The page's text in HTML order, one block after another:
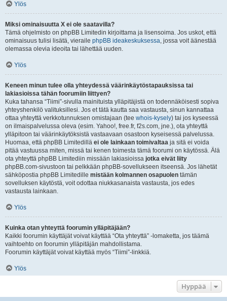
Ylös
Miksi ominaisuutta X ei ole saatavilla?
Tämä ohjelmisto on phpBB Limitedin kirjoittama ja lisensoima. Jos uskot, että
ominaisuus tulisi lisätä, vieraile phpBB ideakeskuksessa, jossa voit äänestää
olemassa olevia ideoita tai lähettää uuden.
Ylös
Keneen minun tulee olla yhteydessä väärinkäytöstapauksissa tai
lakiasioissa tähän foorumiin liittyen?
Kuka tahansa “Tiimi”-sivulla mainituista ylläpitäjistä on todennäköisesti sopiva
yhteyshenkilö valituksillesi. Jos et tätä kautta saa vastausta, sinun kannattaa
ottaa yhteyttä verkkotunnuksen omistajaan (tee whois-kysely) tai jos kyseessä
on ilmaispalvelussa oleva (esim. Yahoo!, free.fr, f2s.com, jne.), ota yhteyttä
ylläpitoon tai väärinkäytöksistä vastaavaan osastoon kyseisessä palvelussa.
Huomaa, että phpBB Limitedillä ei ole lainkaan toimivaltaa ja sitä ei voida
pitää vastuussa miten, missä tai kenen toimesta tämä foorumi on käytössä. Älä
ota yhteyttä phpBB Limitediin missään lakiasioissa jotka eivät liity
phpBB.com-sivustoon tai pelkkään phpBB-sovellukseen itseensä. Jos lähetät
sähköpostia phpBB Limitedille mistään kolmannen osapuolen tämän
sovelluksen käytöstä, voit odottaa niukkasanaista vastausta, jos edes
vastausta lainkaan.
Ylös
Kuinka otan yhteyttä foorumin ylläpitäjään?
Kaikki foorumin käyttäjät voivat käyttää “Ota yhteyttä” -lomaketta, jos täämä
vaihtoehto on foorumin ylläpitäjän mahdollistama.
Foorumin käyttäjät voivat käyttää myös “Tiimi”-linkkiä.
Ylös
Hyppää